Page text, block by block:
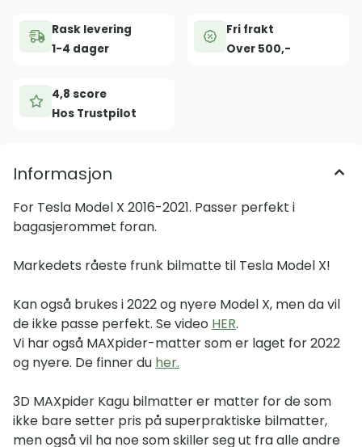
Rask levering
1-4 dager
Fri frakt
Over 500,-
4,8 score
Hos Trustpilot
Informasjon
For Tesla Model X 2016-2021. Passer perfekt i
bagasjerommet foran.
Markedets råeste frunk bilmatte til Tesla Model X!
Kan også brukes i 2022 og nyere Model X, men da vil
de ikke passe perfekt. Se video HER.
Vi har også MAXpider-matter som er laget for 2022
og nyere. De finner du her.
3D MAXpider Kagu bilmatter er matter for de som
ikke bare setter pris på superpraktiske bilmatter,
men også vil ha noe som skiller seg ut fra alle andre